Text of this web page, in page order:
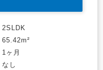
2SLDK
65.42m²
1ヶ月
なし